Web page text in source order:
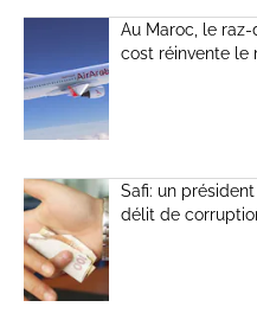
Au Maroc, le
cost réinvente le
Safi: un
délit de